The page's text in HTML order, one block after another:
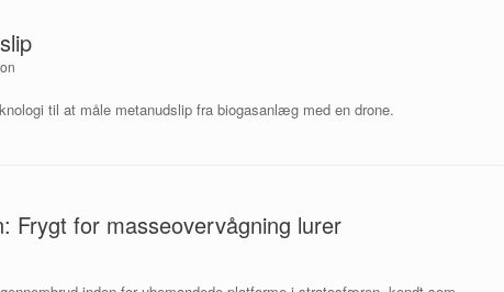
til at måle metanudslip fra biogasanlæg med en drone.
Frygt for masseovervågning lurer